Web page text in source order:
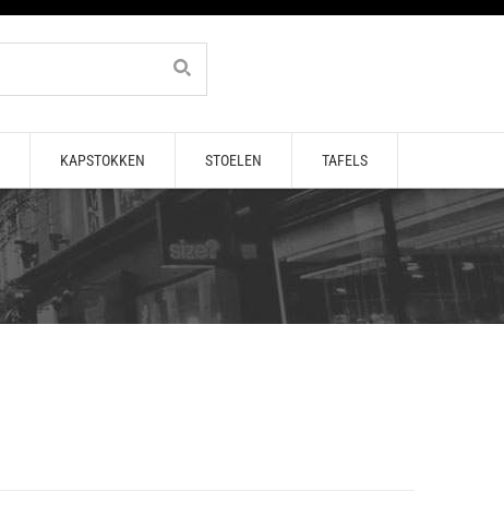
KAPSTOKKEN STOELEN TAFELS